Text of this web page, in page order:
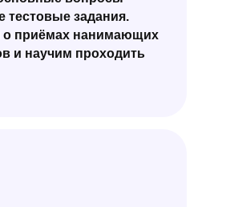
тестовые задания.
о приёмах нанимающих
и научим проходить